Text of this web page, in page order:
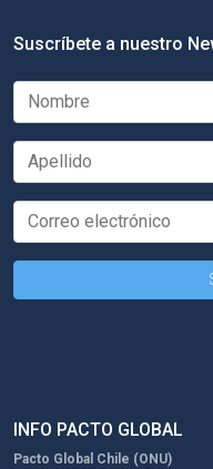
Suscríbete a nuestro
INFO PACTO GLOBAL
Pacto Global Chile (ONU)